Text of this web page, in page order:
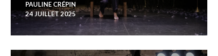
PAULINE CRÉPIN
24 JUILLET 2025